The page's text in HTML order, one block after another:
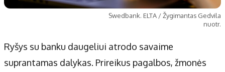
Swedbank. ELTA / Žygimantas Gedvila
nuotr.
Ryšys su banku daugeliui atrodo savaime
suprantamas dalykas. Prireikus pagalbos, žmonės